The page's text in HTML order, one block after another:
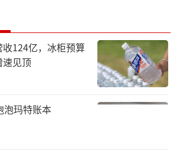
于部分公立医院“难开”进口
公众的广泛关注和讨论。
口药 与集采政策有关
药越来越难在医院开出，或与国
。
124亿，冰柜预算
速见顶
泡玛特账本